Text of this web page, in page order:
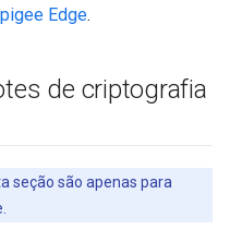
Edge.
de criptografia
seção são apenas para